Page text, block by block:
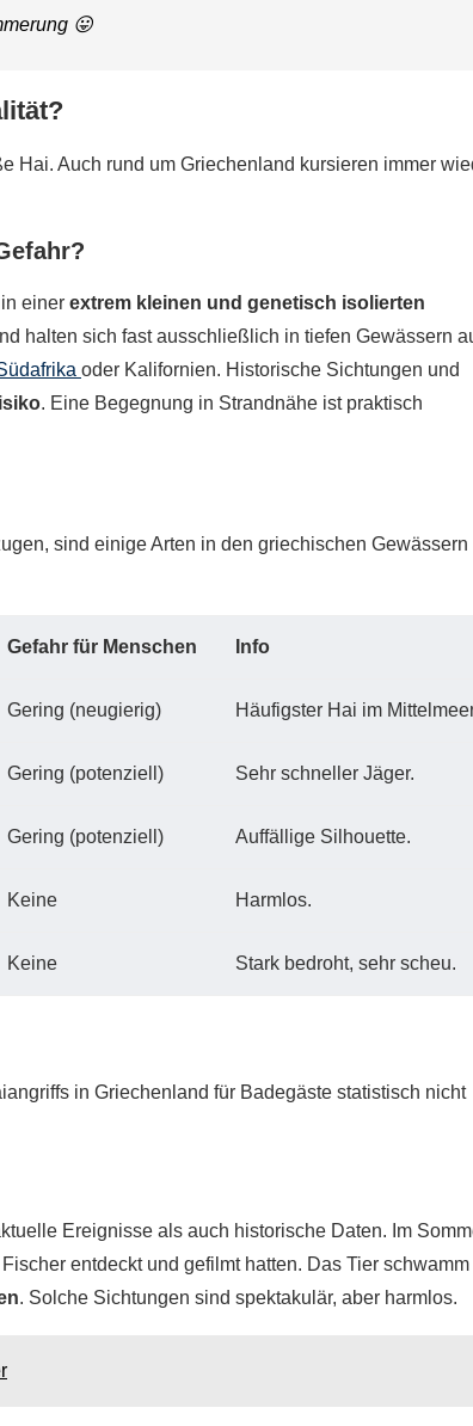
😛
Hai. Auch rund um Griechenland kursieren immer
einer extrem kleinen und genetisch isolierten
halten sich fast ausschließlich in tiefen Gewässern
oder Kalifornien. Historische Sichtungen und
. Eine Begegnung in Strandnähe ist praktisch
sind einige Arten in den griechischen Gewässern
Gefahr für Menschen Info
Gering (neugierig) Häufigster Hai im
Gering (potenziell) Sehr schneller Jäger.
Gering (potenziell) Auffällige Silhouette.
Keine Harmlos.
Keine Stark bedroht, sehr scheu.
in Griechenland für Badegäste statistisch nicht
Ereignisse als auch historische Daten. Im
entdeckt und gefilmt hatten. Das Tier schwamm
. Solche Sichtungen sind spektakulär, aber harmlos.